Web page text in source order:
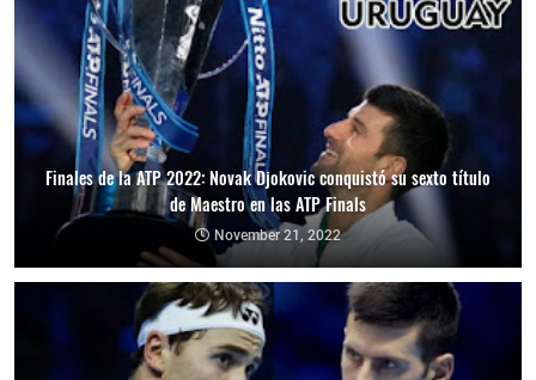
Finales de la ATP 2022: Novak Djokovic conquistó su sexto título
de Maestro en las ATP Finals
November 21, 2022